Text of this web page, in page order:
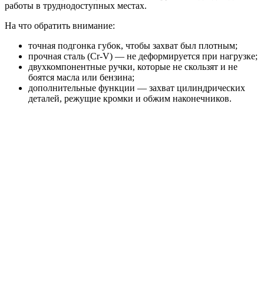
работы в труднодоступных местах.
На что обратить внимание:
точная подгонка губок, чтобы захват был плотным;
прочная сталь (Cr-V) — не деформируется при нагрузке;
двухкомпонентные ручки, которые не скользят и не
боятся масла или бензина;
дополнительные функции — захват цилиндрических
деталей, режущие кромки и обжим наконечников.